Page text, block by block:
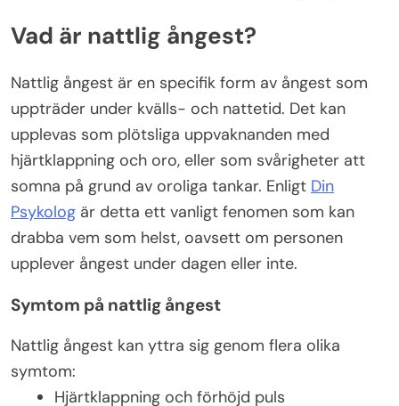
Vad är nattlig ångest?
Nattlig ångest är en specifik form av ångest som
uppträder under kvälls- och nattetid. Det kan
upplevas som plötsliga uppvaknanden med
hjärtklappning och oro, eller som svårigheter att
somna på grund av oroliga tankar. Enligt Din
Psykolog är detta ett vanligt fenomen som kan
drabba vem som helst, oavsett om personen
upplever ångest under dagen eller inte.
Symtom på nattlig ångest
Nattlig ångest kan yttra sig genom flera olika
symtom:
Hjärtklappning och förhöjd puls